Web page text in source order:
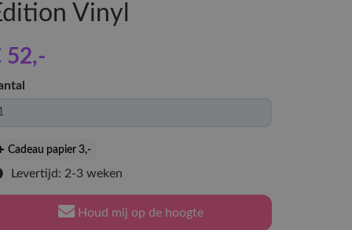
Vinyl
52,-
Cadeau papier 3,-
Levertijd: 2-3 weken
Houd mij op de hoogte